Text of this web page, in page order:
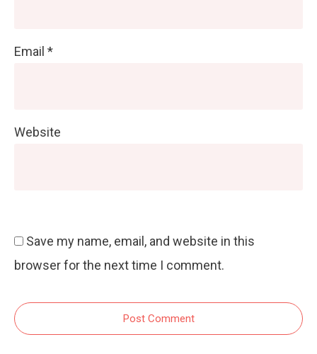
Email *
Website
Save my name, email, and website in this
browser for the next time I comment.
Post Comment